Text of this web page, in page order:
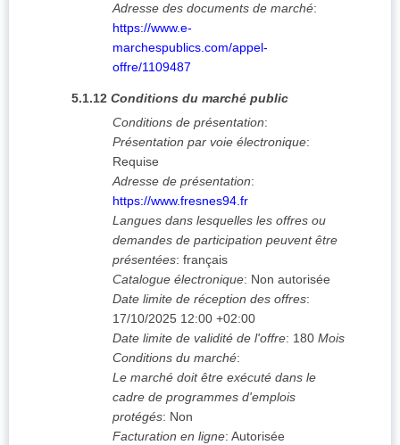
Adresse des documents de marché:
https://www.e-
marchespublics.com/appel-
offre/1109487
5.1.12 Conditions du marché public
Conditions de présentation:
Présentation par voie électronique:
Requise
Adresse de présentation:
https://www.fresnes94.fr
Langues dans lesquelles les offres ou
demandes de participation peuvent être
présentées: français
Catalogue électronique: Non autorisée
Date limite de réception des offres:
17/10/2025 12:00 +02:00
Date limite de validité de l'offre: 180 Mois
Conditions du marché:
Le marché doit être exécuté dans le
cadre de programmes d'emplois
protégés: Non
Facturation en ligne: Autorisée